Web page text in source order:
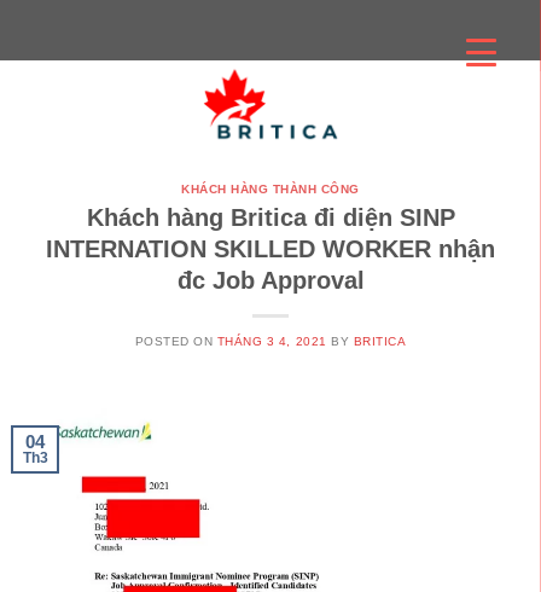
KHÁCH HÀNG THÀNH CÔNG
Khách hàng Britica đi diện SINP
INTERNATION SKILLED WORKER nhận
đc Job Approval
POSTED ON THÁNG 3 4, 2021 BY BRITICA
04
Th3